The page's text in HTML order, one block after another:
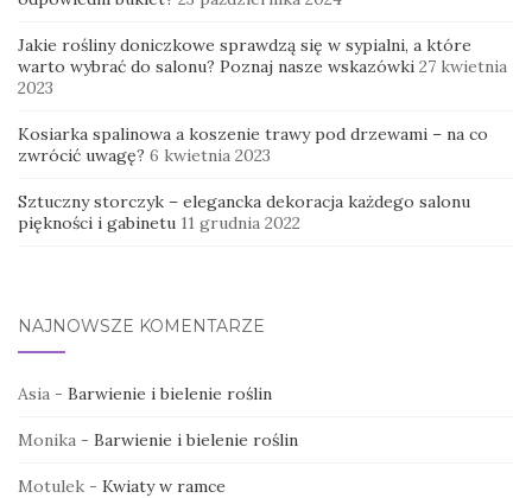
Jakie rośliny doniczkowe sprawdzą się w sypialni, a które
warto wybrać do salonu? Poznaj nasze wskazówki 27 kwietnia
2023
Kosiarka spalinowa a koszenie trawy pod drzewami – na co
zwrócić uwagę? 6 kwietnia 2023
Sztuczny storczyk – elegancka dekoracja każdego salonu
piękności i gabinetu 11 grudnia 2022
NAJNOWSZE KOMENTARZE
Asia - Barwienie i bielenie roślin
Monika - Barwienie i bielenie roślin
Motulek - Kwiaty w ramce